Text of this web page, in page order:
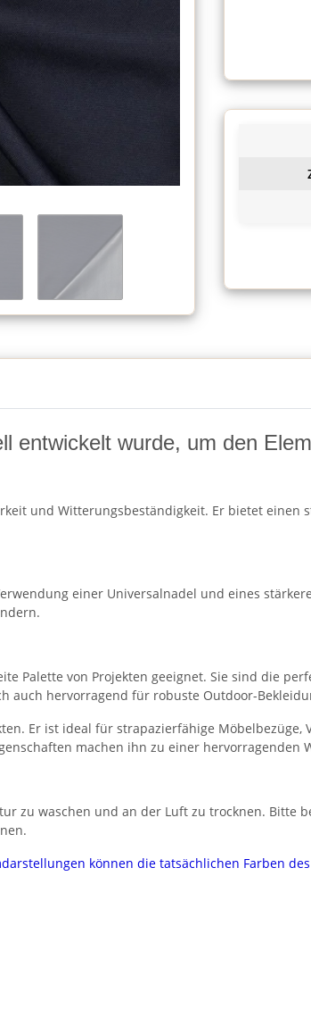
entwickelt wurde, um den
und Witterungsbeständigkeit. Er bietet einen
einer Universalnadel und eines
Palette von Projekten geeignet. Sie sind die
auch hervorragend für robuste Outdoor-
Er ist ideal für strapazierfähige
machen ihn zu einer
zu waschen und an der Luft zu trocknen. Bitte
können die tatsächlichen Farben